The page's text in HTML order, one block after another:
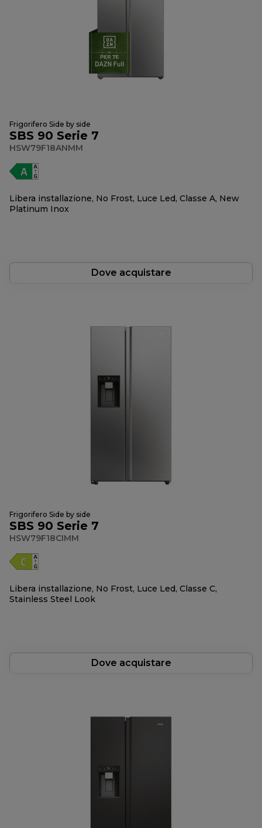
Frigorifero Side by side
SBS 90 Serie 7
HSW79F18ANMM
Libera installazione, No Frost, Luce Led, Classe A, New
Platinum Inox
Dove acquistare
Frigorifero Side by side
SBS 90 Serie 7
HSW79F18CIMM
Libera installazione, No Frost, Luce Led, Classe C,
Stainless Steel Look
Dove acquistare